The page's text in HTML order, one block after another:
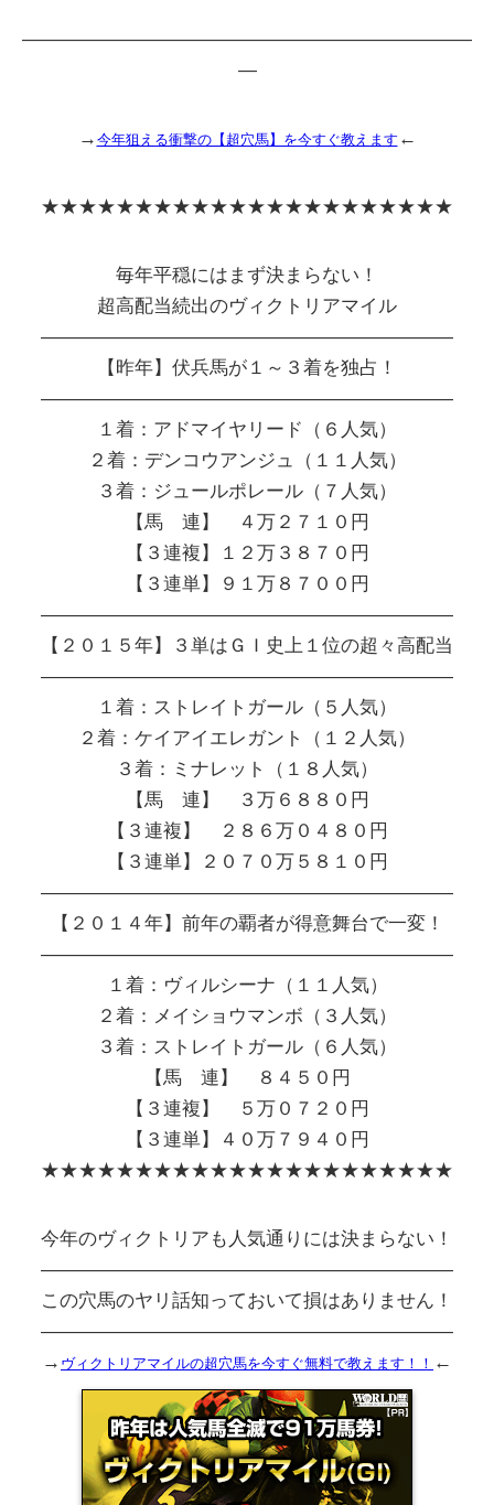
――――――――――――――――――――――――
―
→ 今年狙える衝撃の【超穴馬】を今すぐ教えます ←
★★★★★★★★★★★★★★★★★★★★★★
毎年平穏にはまず決まらない！
超高配当続出のヴィクトリアマイル
――――――――――――――――――――――
【昨年】伏兵馬が１～３着を独占！
――――――――――――――――――――――
１着：アドマイヤリード（６人気）
２着：デンコウアンジュ（１１人気）
３着：ジュールポレール（７人気）
【馬 連】 ４万２７１０円
【３連複】１２万３８７０円
【３連単】９１万８７００円
――――――――――――――――――――――
【２０１５年】３単はＧＩ史上１位の超々高配当
――――――――――――――――――――――
１着：ストレイトガール（５人気）
２着：ケイアイエレガント（１２人気）
３着：ミナレット（１８人気）
【馬 連】 ３万６８８０円
【３連複】 ２８６万０４８０円
【３連単】２０７０万５８１０円
――――――――――――――――――――――
【２０１４年】前年の覇者が得意舞台で一変！
――――――――――――――――――――――
１着：ヴィルシーナ（１１人気）
２着：メイショウマンボ（３人気）
３着：ストレイトガール（６人気）
【馬 連】 ８４５０円
【３連複】 ５万０７２０円
【３連単】４０万７９４０円
★★★★★★★★★★★★★★★★★★★★★★
今年のヴィクトリアも人気通りには決まらない！
――――――――――――――――――――――
この穴馬のヤリ話知っておいて損はありません！
――――――――――――――――――――――
→ ヴィクトリアマイルの超穴馬を今すぐ無料で教えます！！ ←